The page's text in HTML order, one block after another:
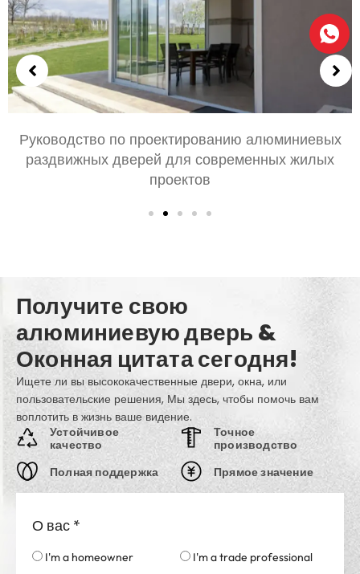
Выбор алюминиевых дверей для спальни и
гостиной: Комфорт, Стиль, и
алюминиевую дверь &
Оконная цитата сегодня!
Ищете ли вы высококачественные двери, окна, или
пользовательские решения, Мы здесь, чтобы помочь вам
воплотить в жизнь ваше видение.
Устойчивое
качество
Полная поддержка
производство
Прямое значение